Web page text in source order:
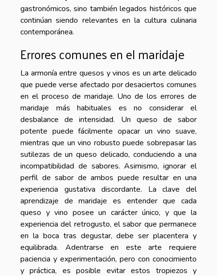
gastronómicos, sino también legados históricos que
continúan siendo relevantes en la cultura culinaria
contemporánea.
Errores comunes en el maridaje
La armonía entre quesos y vinos es un arte delicado
que puede verse afectado por desaciertos comunes
en el proceso de maridaje. Uno de los errores de
maridaje más habituales es no considerar el
desbalance de intensidad. Un queso de sabor
potente puede fácilmente opacar un vino suave,
mientras que un vino robusto puede sobrepasar las
sutilezas de un queso delicado, conduciendo a una
incompatibilidad de sabores. Asimismo, ignorar el
perfil de sabor de ambos puede resultar en una
experiencia gustativa discordante. La clave del
aprendizaje de maridaje es entender que cada
queso y vino posee un carácter único, y que la
experiencia del retrogusto, el sabor que permanece
en la boca tras degustar, debe ser placentera y
equilibrada. Adentrarse en este arte requiere
paciencia y experimentación, pero con conocimiento
y práctica, es posible evitar estos tropiezos y